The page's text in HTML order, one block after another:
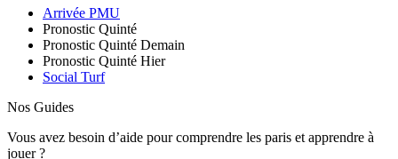
Arrivée PMU
Pronostic Quinté
Pronostic Quinté Demain
Pronostic Quinté Hier
Social Turf
Nos Guides
Vous avez besoin d’aide pour comprendre les paris et apprendre à
jouer ?